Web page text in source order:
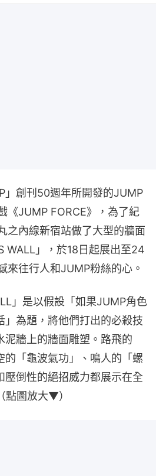
」創刊50週年所開發的JUMP
《JUMP FORCE》，為了紀
之內線新宿站做了大型的牆面
WALL」，於18日起展出至24
來往行人和JUMP粉絲的心。
」是以假設「如果JUMP角色
」為題，將他們打出的必殺技
泥牆上的牆面雕塑。路飛的
的「龜波氣功」、鳴人的「螺
壓倒性的絕招威力都展示在全
點圖放大▼）